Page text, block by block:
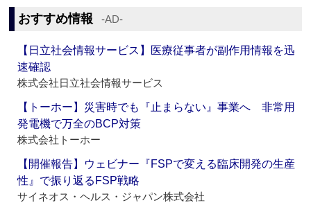
おすすめ情報 ‐AD‐
【日立社会情報サービス】医療従事者が副作用情報を迅
速確認
株式会社日立社会情報サービス
【トーホー】災害時でも『止まらない』事業へ 非常用
発電機で万全のBCP対策
株式会社トーホー
【開催報告】ウェビナー『FSPで変える臨床開発の生産
性』で振り返るFSP戦略
サイネオス・ヘルス・ジャパン株式会社